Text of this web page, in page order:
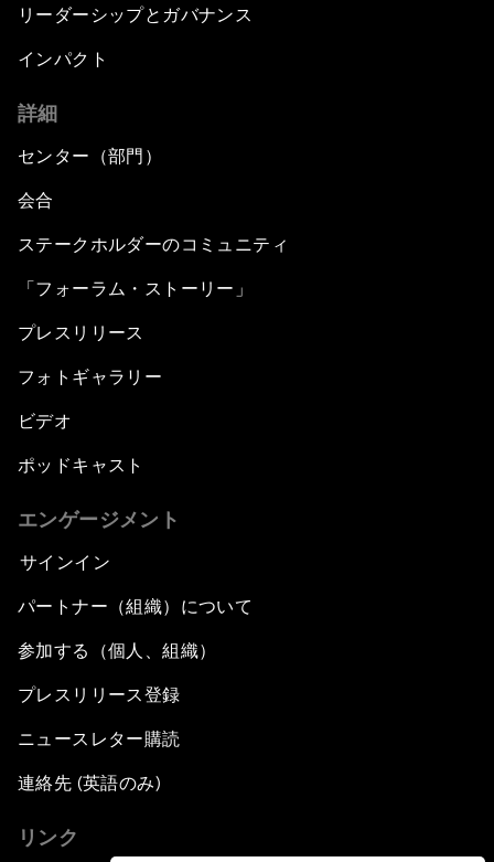
リーダーシップとガバナンス
インパクト
詳細
センター（部門）
会合
ステークホルダーのコミュニティ
「フォーラム・ストーリー」
プレスリリース
フォトギャラリー
ビデオ
ポッドキャスト
エンゲージメント
サインイン
パートナー（組織）について
参加する（個人、組織）
プレスリリース登録
ニュースレター購読
連絡先 (英語のみ)
リンク